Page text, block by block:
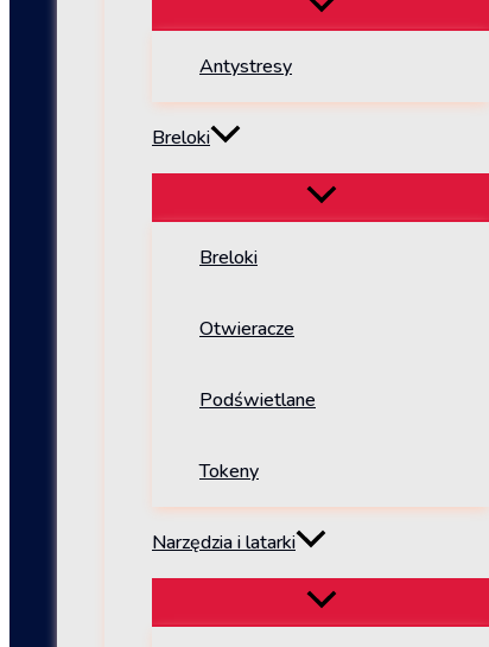
Antystresy
Breloki
Breloki
Otwieracze
Podświetlane
Tokeny
Narzędzia i latarki